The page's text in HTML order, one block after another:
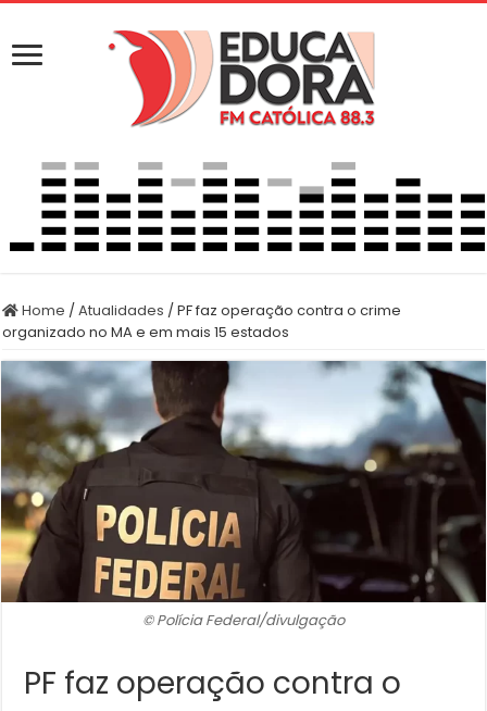
Home /Atualidades /PF faz operação contra o crime
organizado no MA e em mais 15 estados
© Polícia Federal/divulgação
PF faz operação contra o